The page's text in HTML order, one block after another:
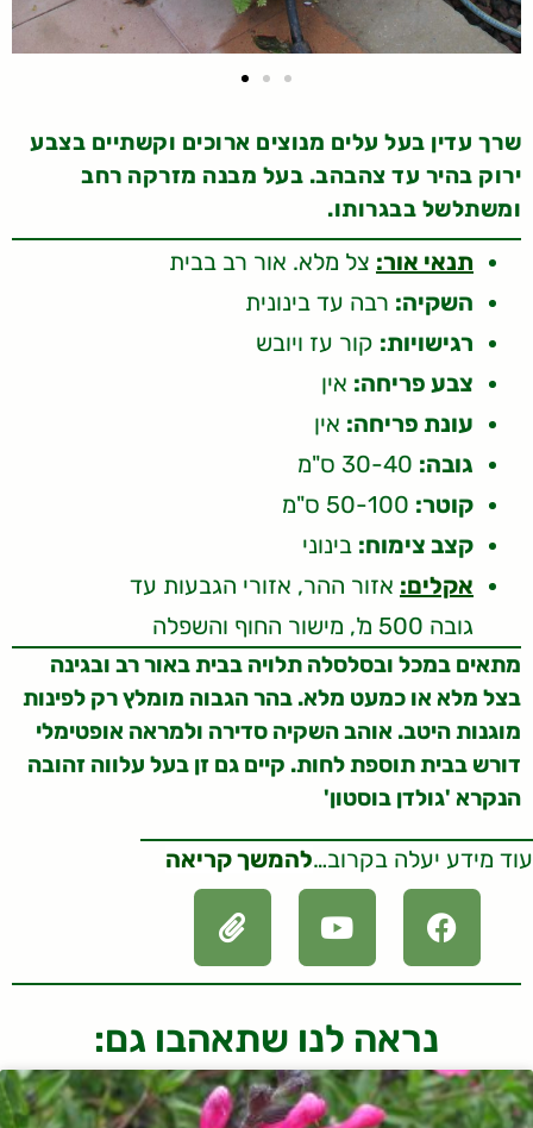
שרך עדין בעל עלים מנוצים ארוכים וקשתיים בצבע
ירוק בהיר עד צהבהב. בעל מבנה מזרקה רחב
ומשתלשל בבגרותו.
תנאי אור: צל מלא. אור רב בבית
השקיה: רבה עד בינונית
רגישויות: קור עז ויובש
צבע פריחה: אין
עונת פריחה: אין
גובה:
קוטר:
קצב צימוח: בינוני
אקלים: אזור ההר, אזורי הגבעות עד
גובה 500 מ', מישור החוף והשפלה
מתאים במכל ובסלסלה תלויה בבית באור רב ובגינה
בצל מלא או כמעט מלא. בהר הגבוה מומלץ רק לפינות
מוגנות היטב. אוהב השקיה סדירה ולמראה אופטימלי
דורש בבית תוספת לחות. קיים גם זן בעל עלווה זהובה
הנקרא 'גולדן בוסטון'
עוד מידע יעלה בקרוב…להמשך קריאה
נראה לנו שתאהבו גם: